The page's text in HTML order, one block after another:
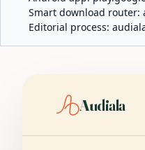
Smart download router:
Editorial process:
Audiala